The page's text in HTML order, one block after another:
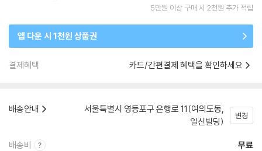
5만원 이상 구매 시 2천원 추가 적립
앱 다운 시 1천원 상품권
결제혜택 카드/간편결제 혜택을 확인하세요
배송안내
서울특별시 영등포구 은행로 11(여의도동,
일신빌딩)
변경
배송비 무료